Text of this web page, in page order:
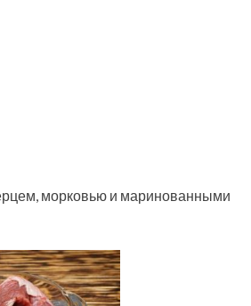
морковью и маринованными